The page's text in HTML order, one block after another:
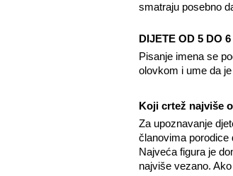
smatraju posebno
DIJETE OD 5 DO
Pisanje imena se
olovkom i ume da
Koji crtež najviše
Za upoznavanje
članovima porodice
Najveća figura je
najviše vezano.